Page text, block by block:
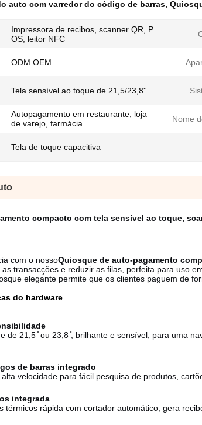
auto com varredor do código de barras,
Impressora de recibos, scanner QR, P
OS, leitor NFC
ODM OEM
Tela sensível ao toque de 21,5/23,8''
Autopagamento em restaurante, loja
de varejo, farmácia
Nome
Tela de toque capacitiva
compacto com tela sensível ao toque,
com o nossoQuiosque de auto-pagamento
transacções e reduzir as filas, perfeita para uso
elegante permite que os clientes paguem de
do hardware
de 21,5 ̊ ou 23,8 ̊, brilhante e sensível, para uma
de barras integrado
velocidade para fácil pesquisa de produtos,
integrada
térmicos rápida com cortador automático, gera